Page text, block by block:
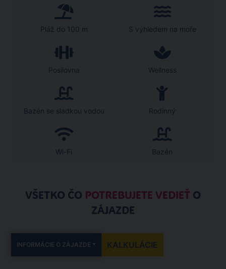
Pláž do 100 m S výhledem na moře
Posilovna Wellness
Bazén se sladkou vodou Rodinný
Wi-Fi Bazén
VŠETKO ČO POTREBUJETE VEDIEŤ O
ZÁJAZDE
INFORMÁCIE O ZÁJAZDE KALKULÁCIE